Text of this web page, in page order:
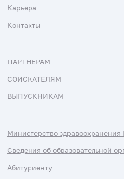
Карьера
Контакты
ПАРТНЕРАМ
СОИСКАТЕЛЯМ
ВЫПУСКНИКАМ
Министерство
Сведения об образовательной
Абитуриенту